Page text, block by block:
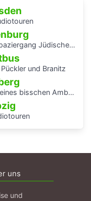
Jüdische Geschichte in Altenburg
und Branitz
bisschen Amberger Stadtgeschichte
uns
und